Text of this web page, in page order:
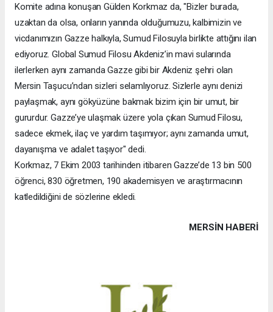
Komite adına konuşan Gülden Korkmaz da, "Bizler burada,
uzaktan da olsa, onların yanında olduğumuzu, kalbimizin ve
vicdanımızın Gazze halkıyla, Sumud Filosuyla birlikte attığını ilan
ediyoruz. Global Sumud Filosu Akdeniz’in mavi sularında
ilerlerken aynı zamanda Gazze gibi bir Akdeniz şehri olan
Mersin Taşucu’ndan sizleri selamlıyoruz. Sizlerle aynı denizi
paylaşmak, aynı gökyüzüne bakmak bizim için bir umut, bir
gururdur. Gazze’ye ulaşmak üzere yola çıkan Sumud Filosu,
sadece ekmek, ilaç ve yardım taşımıyor; aynı zamanda umut,
dayanışma ve adalet taşıyor" dedi.
Korkmaz, 7 Ekim 2003 tarihinden itibaren Gazze’de 13 bin 500
öğrenci, 830 öğretmen, 190 akademisyen ve araştırmacının
katledildiğini de sözlerine ekledi.
MERSIN HABERİ